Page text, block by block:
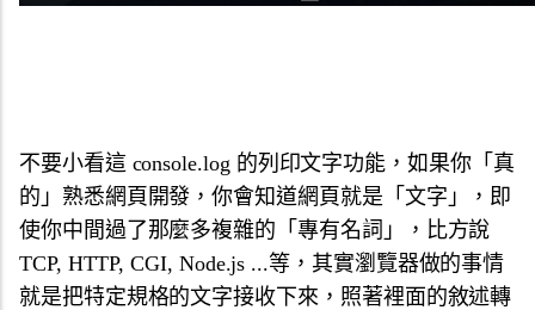
不要小看這 console.log 的列印文字功能，如果你「真
的」熟悉網頁開發，你會知道網頁就是「文字」，即
使你中間過了那麼多複雜的「專有名詞」，比方說
TCP, HTTP, CGI, Node.js ...等，其實瀏覽器做的事情
就是把特定規格的文字接收下來，照著裡面的敘述轉